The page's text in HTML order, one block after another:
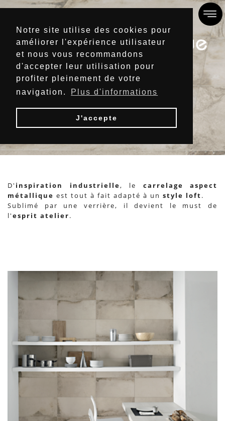
Notre site utilise des cookies pour
améliorer l'expérience utilisateur
et nous vous recommandons
d'accepter leur utilisation pour
profiter pleinement de votre
navigation.
Plus d'informations
J'accepte
METAL
D' inspiration industrielle, le carrelage
aspect
métallique est tout à fait adapté à un style loft.
Sublimé par une verrière, il devient le must de
l'esprit atelier.